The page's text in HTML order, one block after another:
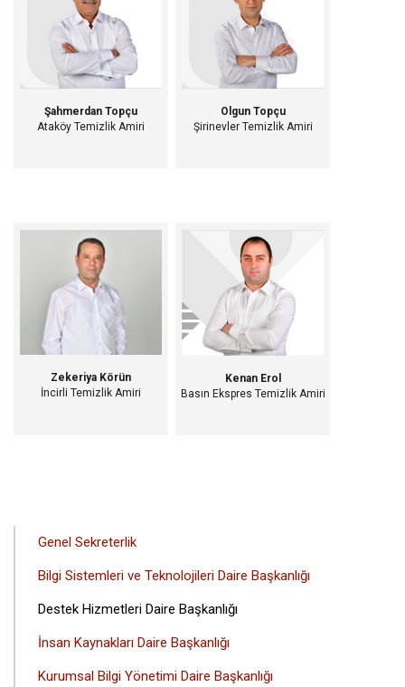
Şahmerdan Topçu
Ataköy Temizlik Amiri
Olgun Topçu
Şirinevler Temizlik Amiri
Zekeriya Körün
İncirli Temizlik Amiri
Kenan Erol
Basın Ekspres Temizlik Amiri
ANA
MENÜSÜ
Genel Sekreterlik
Bilgi Sistemleri ve Teknolojileri Daire Başkanlığı
Destek Hizmetleri Daire Başkanlığı
İnsan Kaynakları Daire Başkanlığı
Kurumsal Bilgi Yönetimi Daire Başkanlığı